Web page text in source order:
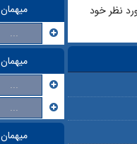
نظر خود
میهمان
...
میهمان
...
...
میهمان